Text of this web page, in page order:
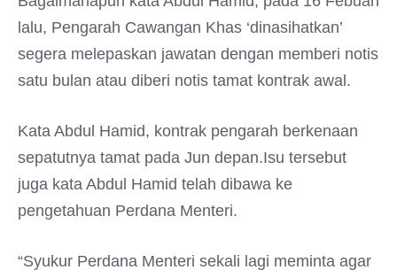
lalu, Pengarah Cawangan Khas ‘dinasihatkan’
segera melepaskan jawatan dengan memberi notis
satu bulan atau diberi notis tamat kontrak awal.
Kata Abdul Hamid, kontrak pengarah berkenaan
sepatutnya tamat pada Jun depan.Isu tersebut
juga kata Abdul Hamid telah dibawa ke
pengetahuan Perdana Menteri.
“Syukur Perdana Menteri sekali lagi meminta agar